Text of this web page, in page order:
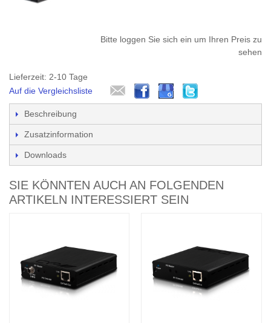
Bitte loggen Sie sich ein um Ihren Preis zu
sehen
Lieferzeit: 2-10 Tage
Auf die Vergleichsliste
Beschreibung
Zusatzinformation
Downloads
SIE KÖNNTEN AUCH AN FOLGENDEN
ARTIKELN INTERESSIERT SEIN